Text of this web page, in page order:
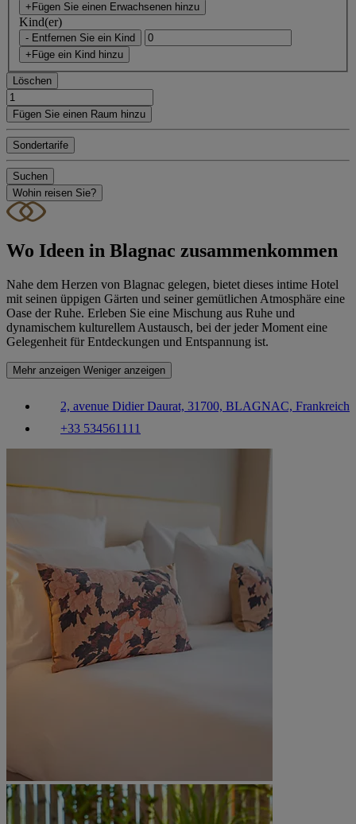
+Fügen Sie einen Erwachsenen hinzu
Kind(er)
- Entfernen Sie ein Kind
+Füge ein Kind hinzu
Löschen
Fügen Sie einen Raum hinzu
Sondertarife
Suchen
Wohin reisen Sie?
Wo Ideen in Blagnac zusammenkommen
Nahe dem Herzen von Blagnac gelegen, bietet dieses intime Hotel
mit seinen üppigen Gärten und seiner gemütlichen Atmosphäre eine
Oase der Ruhe. Erleben Sie eine Mischung aus Ruhe und
dynamischem kulturellem Austausch, bei der jeder Moment eine
Gelegenheit für Entdeckungen und Entspannung ist.
Mehr anzeigen Weniger anzeigen
2, avenue Didier Daurat, 31700, BLAGNAC, Frankreich
+33 534561111